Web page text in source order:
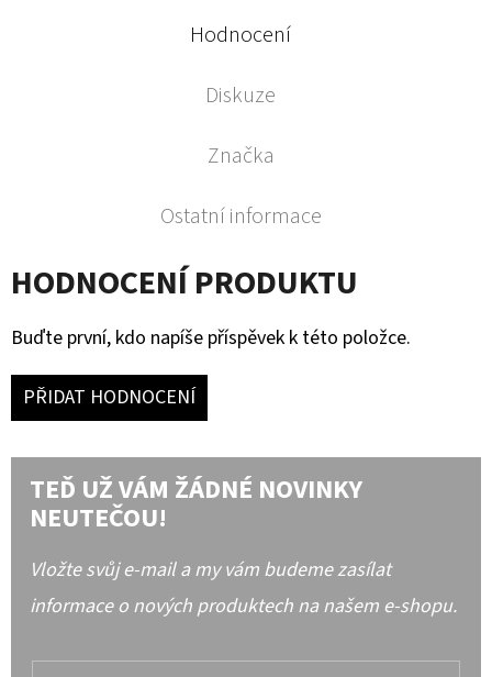
Hodnocení
Diskuze
Značka
Ostatní informace
HODNOCENÍ PRODUKTU
Buďte první, kdo napíše příspěvek k této položce.
PŘIDAT HODNOCENÍ
TEĎ UŽ VÁM ŽÁDNÉ NOVINKY
NEUTEČOU!
Vložte svůj e-mail a my vám budeme zasílat
informace o nových produktech na našem e-shopu.